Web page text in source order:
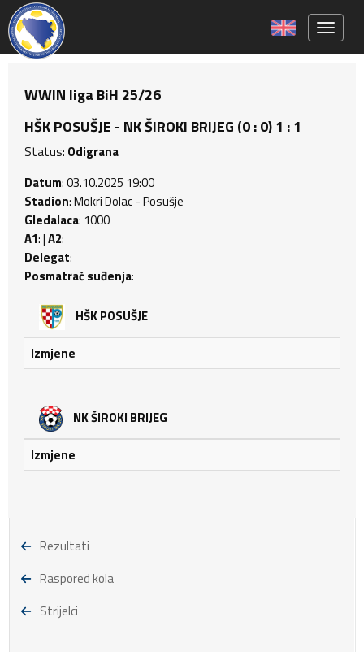
WWIN liga BiH 25/26
HŠK POSUŠJE - NK ŠIROKI BRIJEG (0 : 0) 1 : 1
Status: Odigrana
Datum: 03.10.2025 19:00
Stadion: Mokri Dolac - Posušje
Gledalaca: 1000
A1: |A2:
Delegat:
Posmatrač suđenja:
HŠK POSUŠJE
Izmjene
NK ŠIROKI BRIJEG
Izmjene
Rezultati
Raspored kola
Strijelci